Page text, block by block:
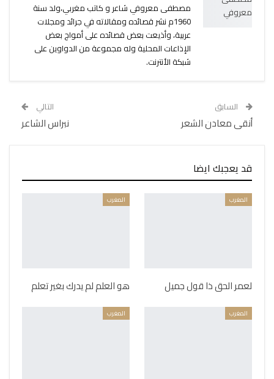
مصطفى معروفي شاعر و كاتب مغربي،ولد سنة
1960م نشر قصائده ومقالاته في جرائد ومجلات
عربية، وأذيعت بعض قصائده على أمواج بعض
الإذاعات المحلية وله مجموعة من الدواوين على
شبكة الأنترنت.
السابق
أنقى معادن الشعر
التالي
نبراس الشاعر
قد يعجبك ايضا
المغرب
لعمر الحق ذا قول جميل
المغرب
هو العلم لم يدرك بغير تعلم
المغرب المغرب